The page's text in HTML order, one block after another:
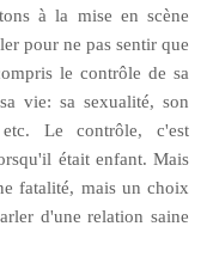
à la mise en scène
pour ne pas sentir que
le contrôle de sa
vie: sa sexualité, son
Le contrôle, c'est
était enfant. Mais
fatalité, mais un choix
d'une relation saine